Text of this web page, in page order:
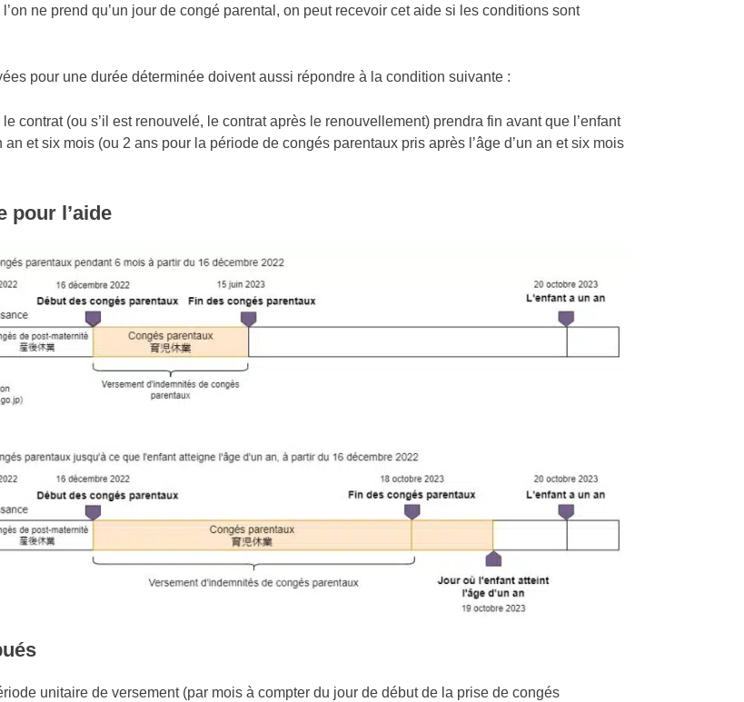
ne prend qu’un jour de congé parental, on peut recevoir cet aide si les conditions sont
pour une durée déterminée doivent aussi répondre à la condition suivante :
contrat (ou s’il est renouvelé, le contrat après le renouvellement) prendra fin avant que l’enfant
an et six mois (ou 2 ans pour la période de congés parentaux pris après l’âge d’un an et six mois
pour l’aide
unitaire de versement (par mois à compter du jour de début de la prise de congés